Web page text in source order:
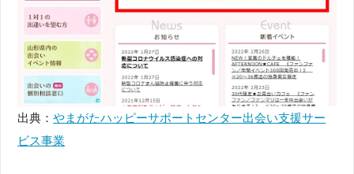
出典：やまがたハッピーサポートセンター出会い支援サー
ビス事業